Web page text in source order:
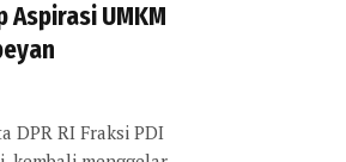
Aspirasi UMKM
DPR RI Fraksi PDI